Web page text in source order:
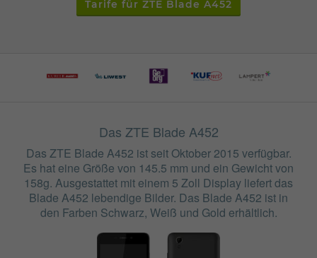
Tarife für ZTE Blade A452
Das ZTE Blade A452
Das ZTE Blade A452 ist seit Oktober 2015 verfügbar.
Es hat eine Größe von 145.5 mm und ein Gewicht von
158g. Ausgestattet mit einem 5 Zoll Display liefert das
Blade A452 lebendige Bilder. Das Blade A452 ist in
den Farben Schwarz, Weiß und Gold erhältlich.